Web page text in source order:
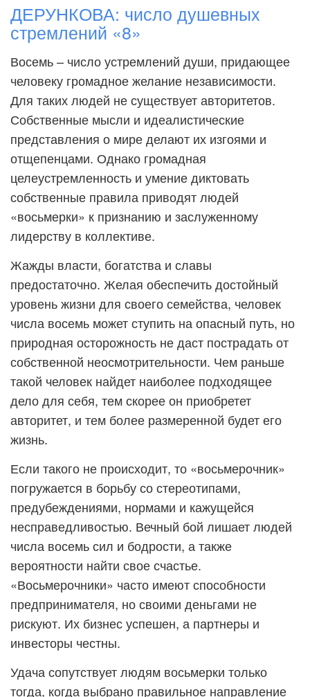
ДЕРУНКОВА: число душевных
стремлений «8»
Восемь – число устремлений души, придающее
человеку громадное желание независимости.
Для таких людей не существует авторитетов.
Собственные мысли и идеалистические
представления о мире делают их изгоями и
отщепенцами. Однако громадная
целеустремленность и умение диктовать
собственные правила приводят людей
«восьмерки» к признанию и заслуженному
лидерству в коллективе.
Жажды власти, богатства и славы
предостаточно. Желая обеспечить достойный
уровень жизни для своего семейства, человек
числа восемь может ступить на опасный путь, но
природная осторожность не даст пострадать от
собственной неосмотрительности. Чем раньше
такой человек найдет наиболее подходящее
дело для себя, тем скорее он приобретет
авторитет, и тем более размеренной будет его
жизнь.
Если такого не происходит, то «восьмерочник»
погружается в борьбу со стереотипами,
предубеждениями, нормами и кажущейся
несправедливостью. Вечный бой лишает людей
числа восемь сил и бодрости, а также
вероятности найти свое счастье.
«Восьмерочники» часто имеют способности
предпринимателя, но своими деньгами не
рискуют. Их бизнес успешен, а партнеры и
инвесторы честны.
Удача сопутствует людям восьмерки только
тогда, когда выбрано правильное направление